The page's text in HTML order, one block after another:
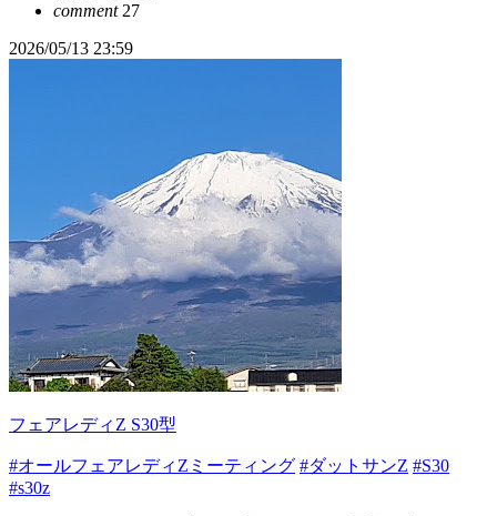
comment27
2026/05/13 23:59
フェアレディZ S30型
#オールフェアレディZミーティング #ダットサンZ #S30
#s30z